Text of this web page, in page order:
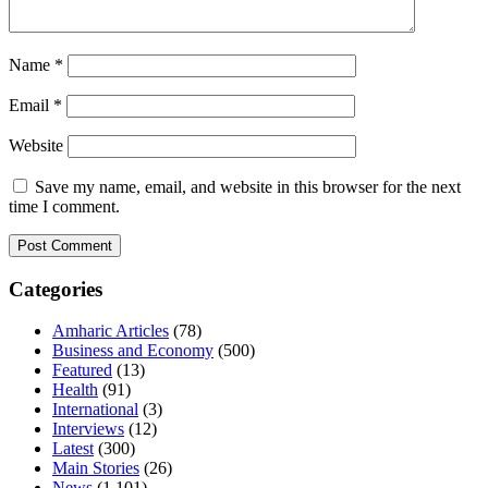
Name *
Email *
Website
Save my name, email, and website in this browser for the next
time I comment.
Categories
Amharic Articles (78)
Business and Economy (500)
Featured (13)
Health (91)
International (3)
Interviews (12)
Latest (300)
Main Stories (26)